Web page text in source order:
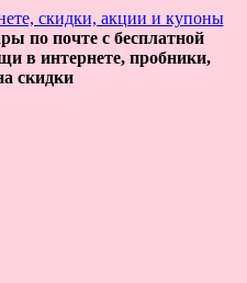
по почте с бесплатной
в интернете, пробники,
скидки